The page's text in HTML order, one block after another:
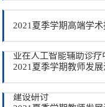
2021夏季学期高端学
业在人工智能辅助诊疗
2021夏季学期教师发
建设研讨